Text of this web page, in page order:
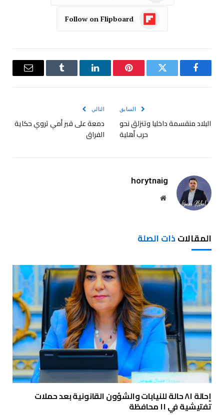
Follow on Flipboard
فيسبوك تويتر بينتيريستلينكدإن Tumblr
البريد
السابق
البلاد منقسمة داخليا وتنزلق نحو
حرب أهلية
التالي
دمعة على قبر أمي تروي حكاية
الفراق
horytnaig
موقع
المقالاتذات الصلة
إحالة ٨١ حالة للنيابات والشؤون القانونية بعد حملات
تفتيشية في ١١ محافظة